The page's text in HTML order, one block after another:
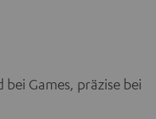
Games, präzise bei